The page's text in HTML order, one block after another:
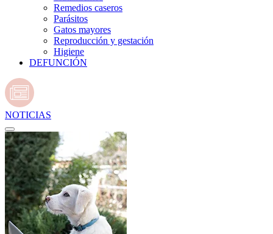
Remedios caseros
Parásitos
Gatos mayores
Reproducción y gestación
Higiene
DEFUNCIÓN
NOTICIAS